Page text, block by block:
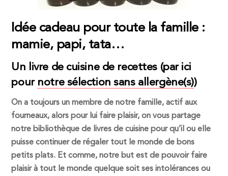
Idée cadeau pour toute la famille :
mamie, papi, tata…
Un livre de cuisine de recettes (par ici
pour notre sélection sans allergène(s))
On a toujours un membre de notre famille, actif aux
fourneaux, alors pour lui faire plaisir, on vous partage
notre bibliothèque de livres de cuisine pour qu’il ou elle
puisse continuer de régaler tout le monde de bons
petits plats. Et comme, notre but est de pouvoir faire
plaisir à tout le monde quelque soit ses intolérances ou